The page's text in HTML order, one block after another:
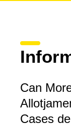
Can
Cases